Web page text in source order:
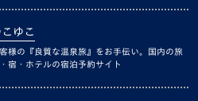
こゆこ
様の『良質な温泉旅』をお手伝い。国内の旅
宿・ホテルの宿泊予約サイト